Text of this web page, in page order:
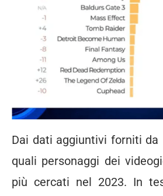
Dai dati aggiuntivi forniti da
quali personaggi dei
più cercati nel 2023. In